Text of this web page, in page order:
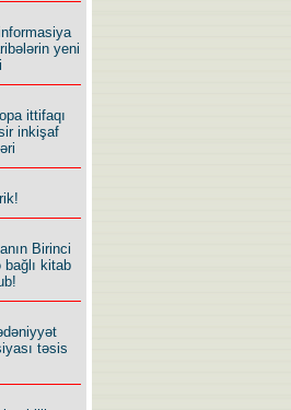
yeni
ittifaqı
inkişaf
Birinci
bağlı kitab
təsis